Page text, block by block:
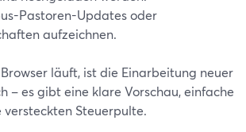
Pastoren-Updates oder
aufzeichnen.
läuft, ist die Einarbeitung neuer
– es gibt eine klare Vorschau, einfache
versteckten Steuerpulte.